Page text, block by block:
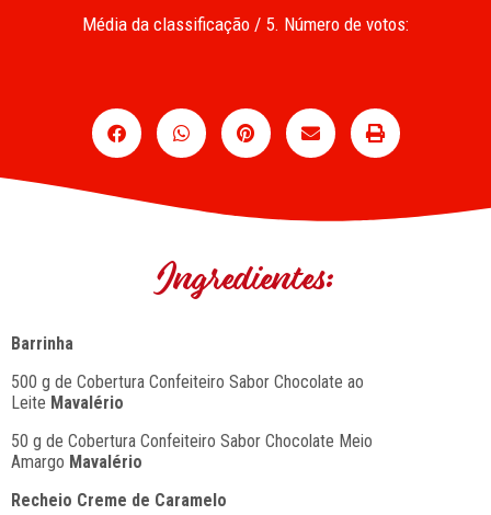
Média da classificação / 5. Número de votos:
Ingredientes:
Barrinha
500 g de Cobertura Confeiteiro Sabor Chocolate ao
Leite Mavalério
50 g de Cobertura Confeiteiro Sabor Chocolate Meio
Amargo Mavalério
Recheio Creme de Caramelo